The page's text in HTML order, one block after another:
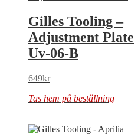
Gilles Tooling –
Adjustment Plate
Uv-06-B
649kr
Tas hem på beställning